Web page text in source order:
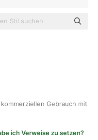
Gebrauch mit
ich Verweise zu setzen?